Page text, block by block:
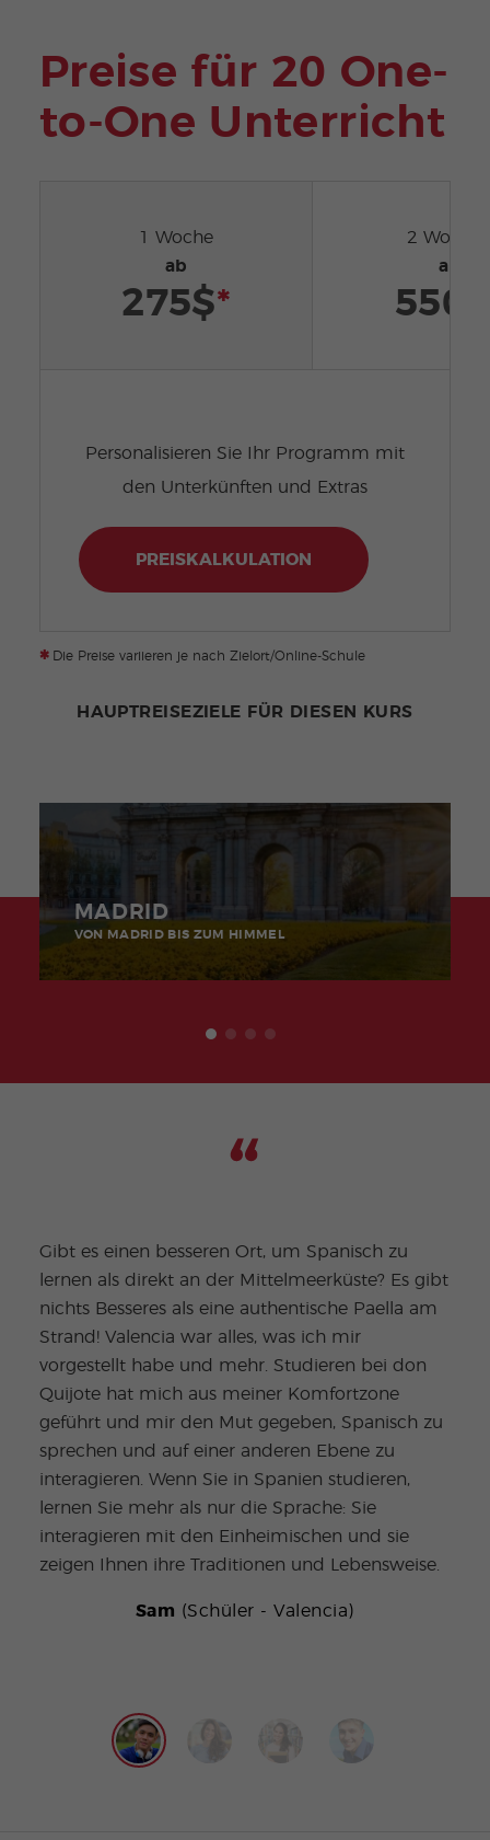
Preise für 20 One-
to-One Unterricht
1 Woche
ab
275$*
2
ab
550$
Personalisieren Sie Ihr Programm mit
den Unterkünften und Extras
PREISKALKULATION
*Die Preise variieren je nach Zielort/Online-Schule
HAUPTREISEZIELE FÜR DIESEN KURS
MADRID
VON MADRID BIS ZUM HIMMEL
Gibt es einen besseren Ort, um Spanisch zu
lernen als direkt an der Mittelmeerküste? Es gibt
nichts Besseres als eine authentische Paella am
Strand! Valencia war alles, was ich mir
vorgestellt habe und mehr. Studieren bei don
Quijote hat mich aus meiner Komfortzone
geführt und mir den Mut gegeben, Spanisch zu
sprechen und auf einer anderen Ebene zu
interagieren. Wenn Sie in Spanien studieren,
lernen Sie mehr als nur die Sprache: Sie
interagieren mit den Einheimischen und sie
zeigen Ihnen ihre Traditionen und Lebensweise.
Sam (Schüler - Valencia)